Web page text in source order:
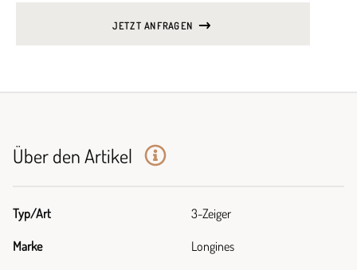
JETZT ANFRAGEN
Über den Artikel
Typ/Art 3-Zeiger
Marke Longines